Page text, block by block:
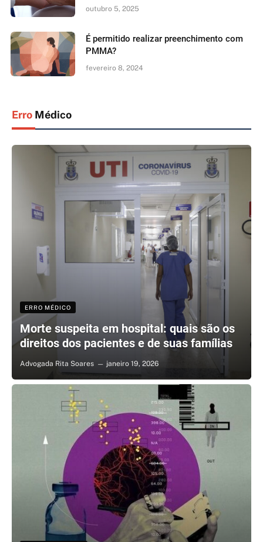
outubro 5, 2025
É permitido realizar preenchimento com
PMMA?
fevereiro 8, 2024
Erro Médico
ERRO MÉDICO
Morte suspeita em hospital: quais são os
direitos dos pacientes e de suas famílias
Advogada Rita Soares janeiro 19, 2026